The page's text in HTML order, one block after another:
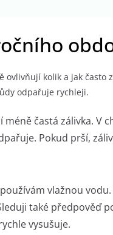
ovlivňují kolik a jak často
odpařuje rychleji.
méně častá zálivka. V
Pokud prší,
vlažnou
také předpověď
vysušuje.